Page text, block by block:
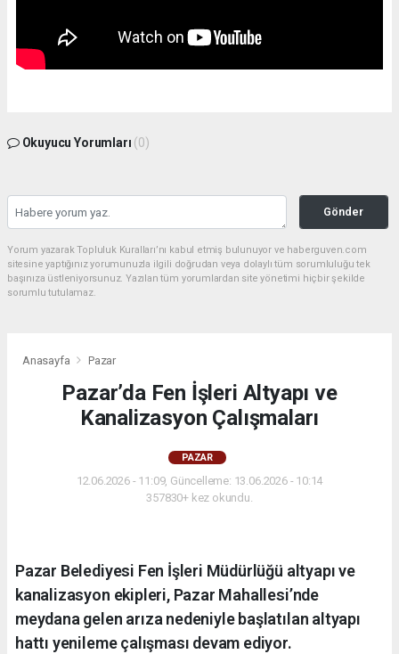
Okuyucu Yorumları (0)
Gönder
Yorum yazarak Topluluk Kuralları’nı kabul etmiş bulunuyor ve haberguven.com
sitesine yaptığınız yorumunuzla ilgili doğrudan veya dolaylı tüm sorumluluğu tek
başınıza üstleniyorsunuz. Yazılan tüm yorumlardan site yönetimi hiçbir şekilde
sorumlu tutulamaz.
Anasayfa Pazar
Pazar’da Fen İşleri Altyapı ve
Kanalizasyon Çalışmaları
PAZAR
12.06.2026 - 11:09, Güncelleme: 13.06.2026 - 10:14
357830+ kez okundu.
Pazar Belediyesi Fen İşleri Müdürlüğü altyapı ve
kanalizasyon ekipleri, Pazar Mahallesi’nde
meydana gelen arıza nedeniyle başlatılan altyapı
hattı yenileme çalışması devam ediyor.